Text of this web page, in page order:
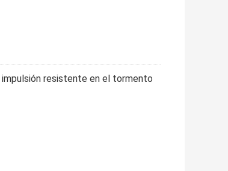
resistente en el tormento